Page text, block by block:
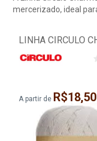
mercerizado, ideal
LINHA CIRCULO
A partir de R$18,50